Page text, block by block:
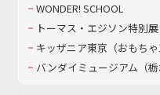
WONDER! SCHOOL
トーマス・エジソン特別展
キッザニア東京（おもちゃ
バンダイミュージアム（栃